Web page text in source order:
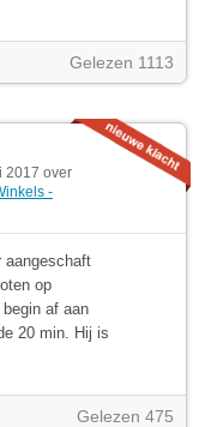
Gelezen 1113
2017 over
-
aangeschaft
op
af aan
20 min. Hij is
Gelezen 475